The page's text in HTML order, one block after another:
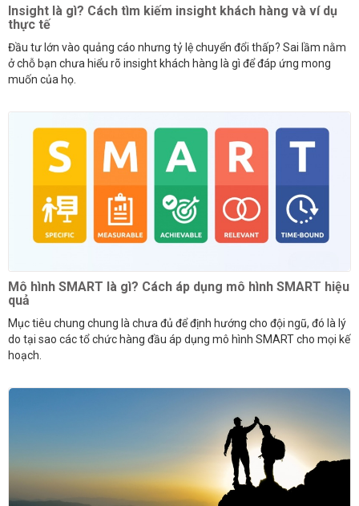
Insight là gì? Cách tìm kiếm insight khách hàng và ví dụ
thực tế
Đầu tư lớn vào quảng cáo nhưng tỷ lệ chuyển đổi thấp? Sai lầm nằm
ở chỗ bạn chưa hiểu rõ insight khách hàng là gì để đáp ứng mong
muốn của họ.
Mô hình SMART là gì? Cách áp dụng mô hình SMART hiệu
quả
Mục tiêu chung chung là chưa đủ để định hướng cho đội ngũ, đó là lý
do tại sao các tổ chức hàng đầu áp dụng mô hình SMART cho mọi kế
hoạch.